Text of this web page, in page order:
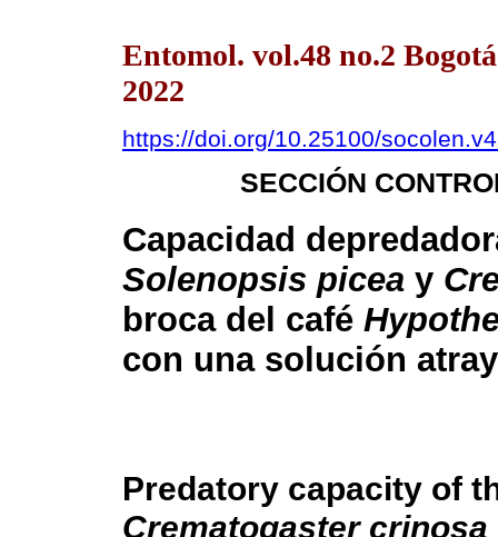
Entomol. vol.48 no.2
2022
https://doi.org/10.25100/
SECCIÓN
Capacidad
Solenopsis picea y
broca del café
con una solución
Predatory capacity of
Crematogaster crinosa